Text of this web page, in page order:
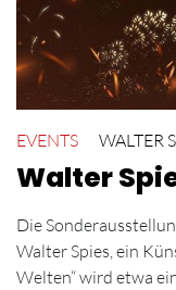
EVENTS WALTER
Walter
Die
Walter Spies, ein
Welten“ wird etwa